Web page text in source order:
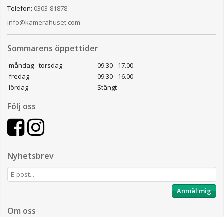
Telefon: 0303-81878
info@kamerahuset.com
Sommarens öppettider
måndag - torsdag
09.30 - 17.00
fredag
09.30 - 16.00
lördag
Stängt
Följ oss
Nyhetsbrev
Anmäl mig
Om oss